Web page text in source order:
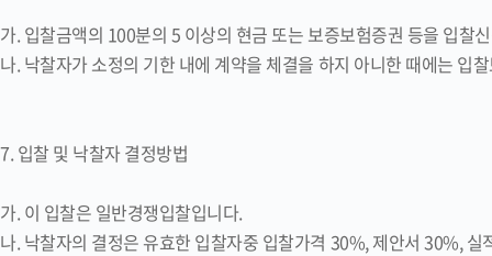
가. 입찰금액의 100분의 5 이상의 현금 또는 보증보험증권 등을 입찰
나. 낙찰자가 소정의 기한 내에 계약을 체결을 하지 아니한 때에는 입
7. 입찰 및 낙찰자 결정방법
가. 이 입찰은 일반경쟁입찰입니다.
나. 낙찰자의 결정은 유효한 입찰자중 입찰가격 30%, 제안서 30%,